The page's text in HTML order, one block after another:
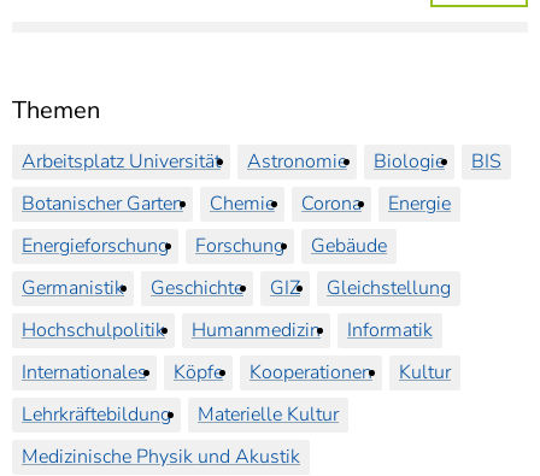
Themen
Arbeitsplatz Universität Astronomie Biologie
BIS
Botanischer Garten
Chemie Corona
Energie
Energieforschung
Forschung
Gebäude
Germanistik
Geschichte GIZ
Gleichstellung
Hochschulpolitik
Humanmedizin
Informatik
Internationales
Köpfe Kooperationen
Kultur
Lehrkräftebildung
Materielle Kultur
Medizinische Physik und Akustik